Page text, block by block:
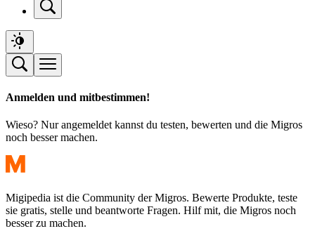
Anmelden und mitbestimmen!
Wieso? Nur angemeldet kannst du testen, bewerten und die Migros
noch besser machen.
Migipedia ist die Community der Migros. Bewerte Produkte, teste
sie gratis, stelle und beantworte Fragen. Hilf mit, die Migros noch
besser zu machen.